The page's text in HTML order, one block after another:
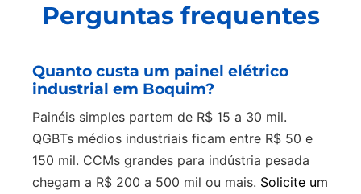
Perguntas frequentes
Quanto custa um painel elétrico
industrial em Boquim?
Painéis simples partem de R$ 15 a 30 mil.
QGBTs médios industriais ficam entre R$ 50 e
150 mil. CCMs grandes para indústria pesada
chegam a R$ 200 a 500 mil ou mais. Solicite um